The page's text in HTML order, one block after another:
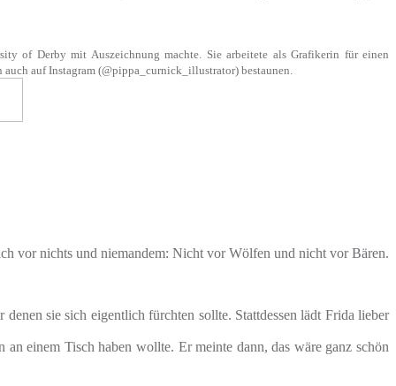
of Derby mit Auszeichnung machte. Sie arbeitete als Grafikerin für einen
auf Instagram (@pippa_curnick_illustrator) bestaunen.
vor nichts und niemandem: Nicht vor Wölfen und nicht vor Bären.
sie sich eigentlich fürchten sollte. Stattdessen lädt Frida lieber
einem Tisch haben wollte. Er meinte dann, das wäre ganz schön